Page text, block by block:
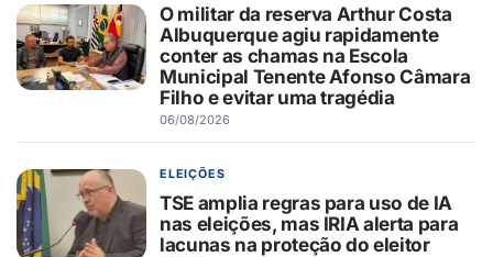
O militar da reserva Arthur Costa
Albuquerque agiu rapidamente
conter as chamas na Escola
Municipal Tenente Afonso Câmara
Filho e evitar uma tragédia
06/08/2026
ELEIÇÕES
TSE amplia regras para uso de IA
nas eleições, mas IRIA alerta para
lacunas na proteção do eleitor